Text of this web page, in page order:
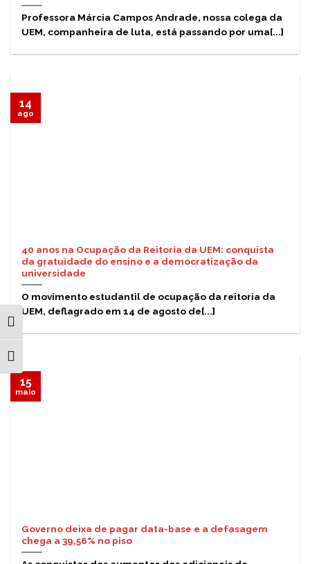
ALTERNAR ALTO CONTRASTE
ALTERNAR TAMANHO DA FONTE
Professora Márcia Campos Andrade, nossa colega da
UEM, companheira de luta, está passando por uma[...]
40 anos na Ocupação da Reitoria da UEM: conquista
da gratuidade do ensino e a democratização da
universidade
O movimento estudantil de ocupação da reitoria da
UEM, deflagrado em 14 de agosto de[...]
14
ago
Governo deixa de pagar data-base e a defasagem
chega a 39,56% no piso
15
maio